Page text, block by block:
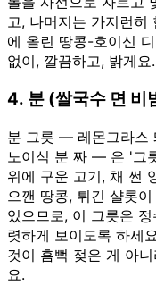
고, 나머지는 가지런히
에 올린 땅콩-호이신
없이, 깔끔하고, 밝게요.
4. 분 (쌀국수 면 비
분 그릇 — 레몬그라스
노이식 분 짜 — 은 '그
위에 구운 고기, 채 썬
으깬 땅콩, 튀긴 샬롯
있으므로, 이 그릇은
렷하게 보이도록 하세
것이 흠뻑 젖은 게 아
요.